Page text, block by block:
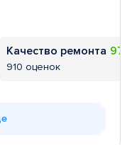
Качество ремонта
910 оценок